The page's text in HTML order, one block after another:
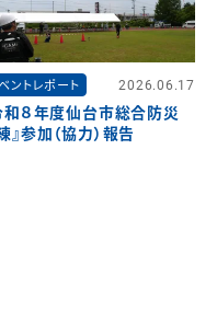
ントレポート 2026.06.17
和８年度仙台市総合防災
』参加（協力）報告